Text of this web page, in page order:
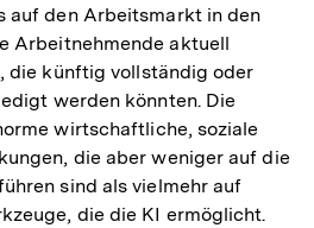
auf den Arbeitsmarkt in den
Arbeitnehmende aktuell
die künftig vollständig oder
werden könnten. Die
wirtschaftliche, soziale
die aber weniger auf die
sind als vielmehr auf
die die KI ermöglicht.